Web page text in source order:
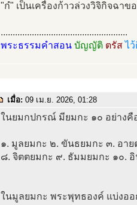
"กํ" เป็นเครื่องก้าวล่วงวิจิกิจฉาข
.....................................................
พระธรรมคำสอน บัญญัติ ตรัสไ
เมื่อ: 09 เม.ย. 2026, 01:28
ในยมกปกรณ์ มียมกะ ๑๐ อย่างคื
๑. มูลยมกะ ๒. ขันธยมกะ ๓. อา
๘. จิตตยมกะ ๙. ธัมมยมกะ ๑๐.
ในมูลยมกะ พระพุทธองค์ แบ่งอ